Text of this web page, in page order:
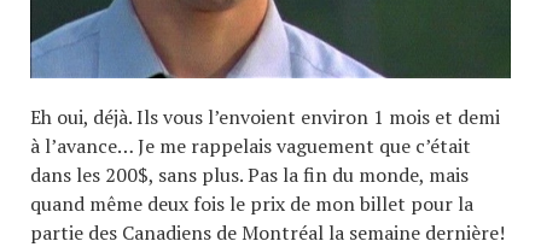
Eh oui, déjà. Ils vous l’envoient environ 1 mois et demi
à l’avance… Je me rappelais vaguement que c’était
dans les 200$, sans plus. Pas la fin du monde, mais
quand même deux fois le prix de mon billet pour la
partie des Canadiens de Montréal la semaine dernière!